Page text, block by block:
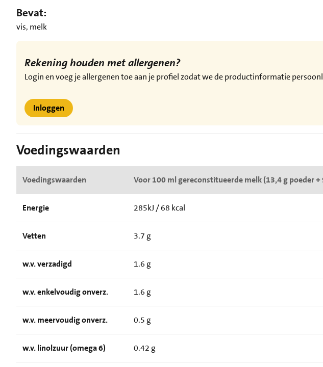
Bevat:
vis, melk
Rekening houden met allergenen?
Login en voeg je allergenen toe aan je profiel zodat we de productinformatie
Inloggen
Voedingswaarden
Voedingswaarden Voor 100 ml gereconstitueerde melk (13,4 g poeder
Energie 285kJ / 68 kcal
Vetten 3.7 g
w.v. verzadigd 1.6 g
w.v. enkelvoudig onverz. 1.6 g
w.v. meervoudig onverz. 0.5 g
w.v. linolzuur (omega 6) 0.42 g